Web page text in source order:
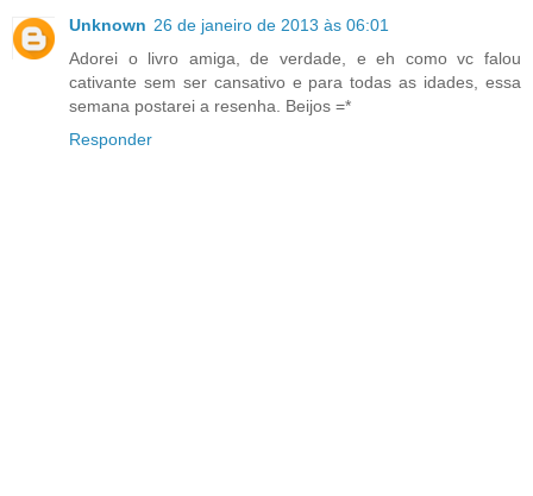
Unknown 26 de janeiro de 2013 às 06:01
Adorei o livro amiga, de verdade, e eh como vc falou
cativante sem ser cansativo e para todas as idades, essa
semana postarei a resenha. Beijos =*
Responder